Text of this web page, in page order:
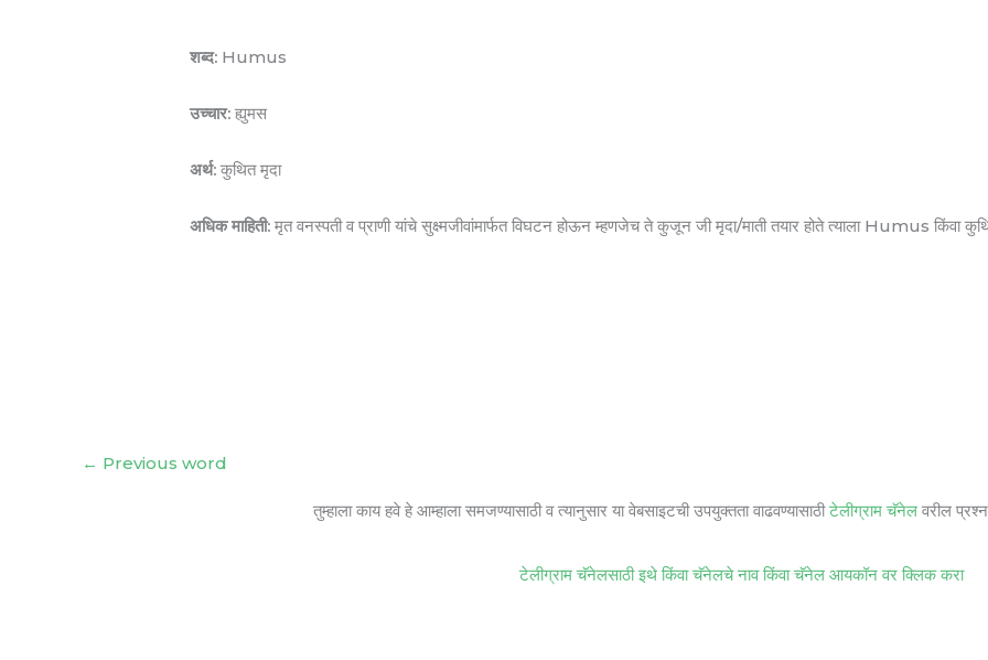
शब्द: Humus
उच्चार: ह्युमस
अर्थ: कुथित मृदा
अधिक माहिती: मृत वनस्पती व प्राणी यांचे सुक्ष्मजीवांमार्फत विघटन होऊन म्हणजेच ते कुजून जी मृदा/माती तयार होते त्याला Humus किंवा
← Previous word
तुम्हाला काय हवे हे आम्हाला समजण्यासाठी व त्यानुसार या वेबसाइटची उपयुक्तता वाढवण्यासाठीटेलीग्राम चॅनेल वरील
टेलीग्राम चॅनेलसाठी इथे किंवा चॅनेलचे नाव किंवा चॅनेल आयकॉन वर क्लिक करा